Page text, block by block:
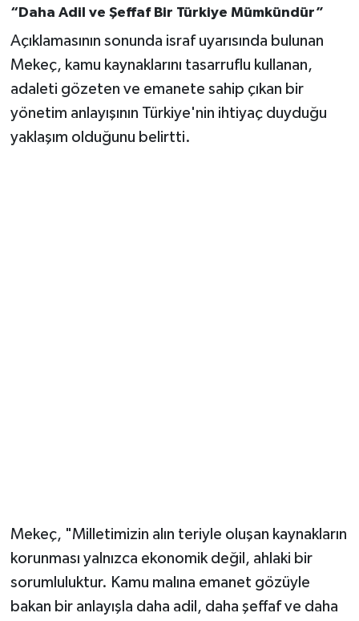
“Daha Adil ve Şeffaf Bir Türkiye Mümkündür”
Açıklamasının sonunda israf uyarısında bulunan
Mekeç, kamu kaynaklarını tasarruflu kullanan,
adaleti gözeten ve emanete sahip çıkan bir
yönetim anlayışının Türkiye'nin ihtiyaç duyduğu
yaklaşım olduğunu belirtti.
Mekeç, "Milletimizin alın teriyle oluşan kaynakların
korunması yalnızca ekonomik değil, ahlaki bir
sorumluluktur. Kamu malına emanet gözüyle
bakan bir anlayışla daha adil, daha şeffaf ve daha